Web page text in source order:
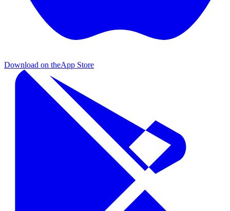
Download on theApp Store